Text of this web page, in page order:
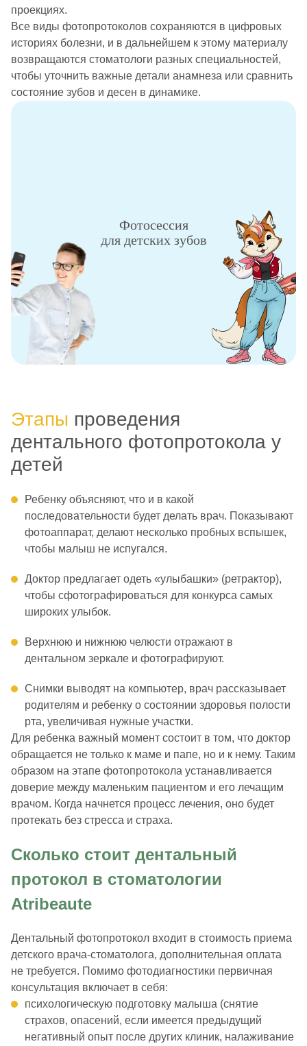
проекциях.
Все виды фотопротоколов сохраняются в цифровых
историях болезни, и в дальнейшем к этому материалу
возвращаются стоматологи разных специальностей,
чтобы уточнить важные детали анамнеза или сравнить
состояние зубов и десен в динамике.
Фотосессия
для детских зубов
Этапы проведения
дентального фотопротокола у
детей
Ребенку объясняют, что и в какой
последовательности будет делать врач. Показывают
фотоаппарат, делают несколько пробных вспышек,
чтобы малыш не испугался.
Доктор предлагает одеть «улыбашки» (ретрактор),
чтобы сфотографироваться для конкурса самых
широких улыбок.
Верхнюю и нижнюю челюсти отражают в
дентальном зеркале и фотографируют.
Снимки выводят на компьютер, врач рассказывает
родителям и ребенку о состоянии здоровья полости
рта, увеличивая нужные участки.
Для ребенка важный момент состоит в том, что доктор
обращается не только к маме и папе, но и к нему. Таким
образом на этапе фотопротокола устанавливается
доверие между маленьким пациентом и его лечащим
врачом. Когда начнется процесс лечения, оно будет
протекать без стресса и страха.
Сколько стоит дентальный
протокол в стоматологии
Atribeaute
Дентальный фотопротокол входит в стоимость приема
детского врача-стоматолога, дополнительная оплата
не требуется. Помимо фотодиагностики первичная
консультация включает в себя:
психологическую подготовку малыша (снятие
страхов, опасений, если имеется предыдущий
негативный опыт после других клиник, налаживание